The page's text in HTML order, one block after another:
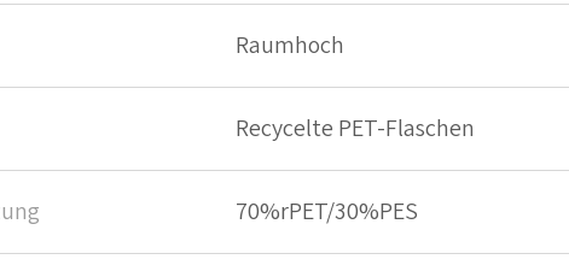
Raumhoch
Recycelte PET-Flaschen
70%rPET/30%PES